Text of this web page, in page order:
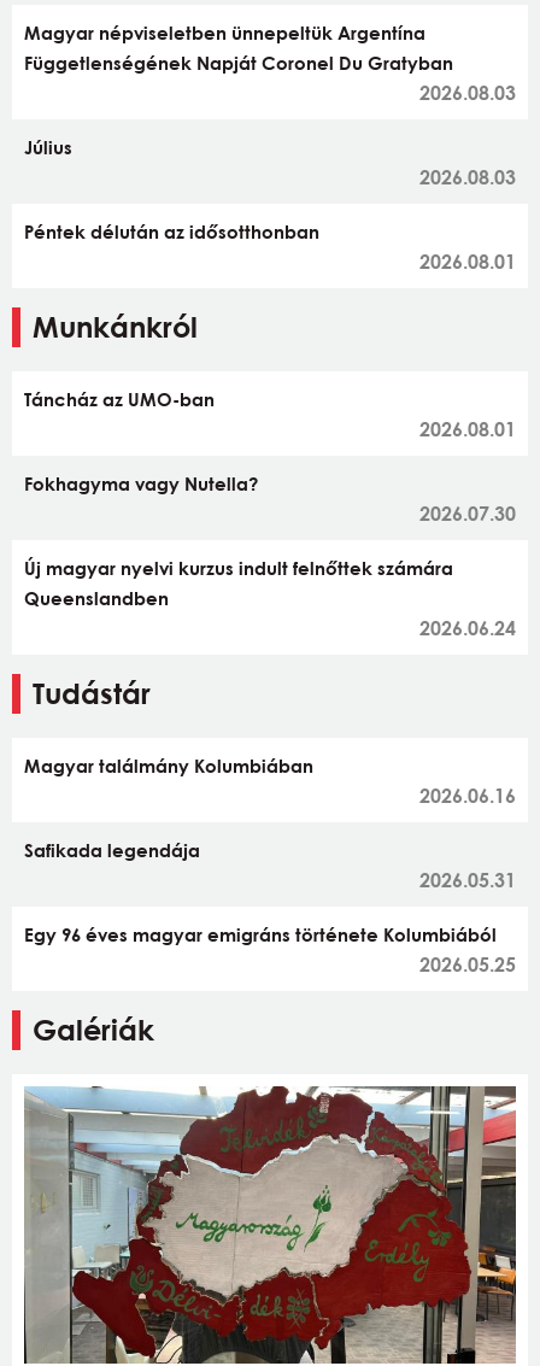
Magyar népviseletben ünnepeltük Argentína
Függetlenségének Napját Coronel Du Gratyban
2026.08.03
Július
2026.08.03
Péntek délután az idősotthonban
2026.08.01
Munkánkról
Táncház az UMO-ban
2026.08.01
Fokhagyma vagy Nutella?
2026.07.30
Új magyar nyelvi kurzus indult felnőttek számára
Queenslandben
2026.06.24
Tudástár
Magyar találmány Kolumbiában
2026.06.16
Safikada legendája
2026.05.31
Egy 96 éves magyar emigráns története Kolumbiából
2026.05.25
Galériák